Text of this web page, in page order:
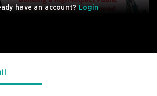
have an account? Login